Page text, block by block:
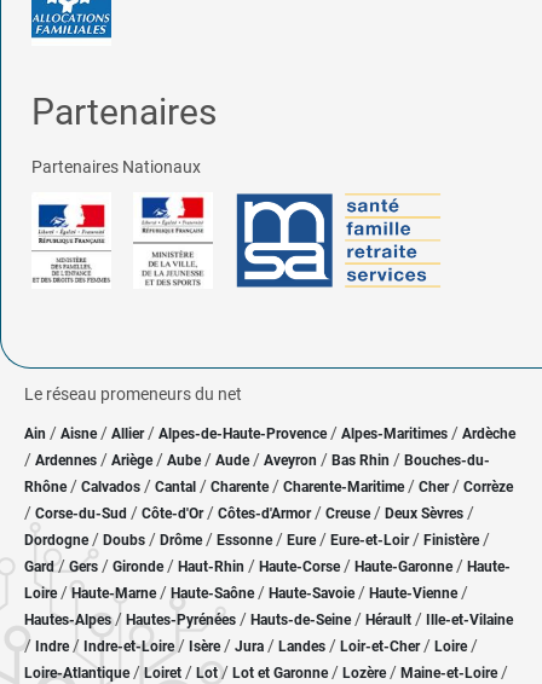
Partenaires
Partenaires Nationaux
Le réseau promeneurs du net
Ain / Aisne/ Allier/ Alpes-de-Haute-Provence / Alpes-Maritimes / Ardèche
/ Ardennes / Ariège/ Aube/ Aude / Aveyron / Bas Rhin / Bouches-du-
Rhône/ Calvados / Cantal / Charente / Charente-Maritime/ Cher / Corrèze
/ Corse-du-Sud / Côte-d'Or / Côtes-d'Armor/ Creuse/ Deux Sèvres /
Dordogne/ Doubs / Drôme/ Essonne / Eure/ Eure-et-Loir / Finistère/
Gard/Gers / Gironde/ Haut-Rhin / Haute-Corse/ Haute-Garonne/ Haute-
Loire/Haute-Marne/ Haute-Saône/ Haute-Savoie/ Haute-Vienne/
Hautes-Alpes/ Hautes-Pyrénées / Hauts-de-Seine/ Hérault / Ille-et-Vilaine
/ Indre/ Indre-et-Loire/ Isère/ Jura / Landes / Loir-et-Cher/ Loire/
Loire-Atlantique/ Loiret / Lot/ Lot et Garonne/ Lozère / Maine-et-Loire/